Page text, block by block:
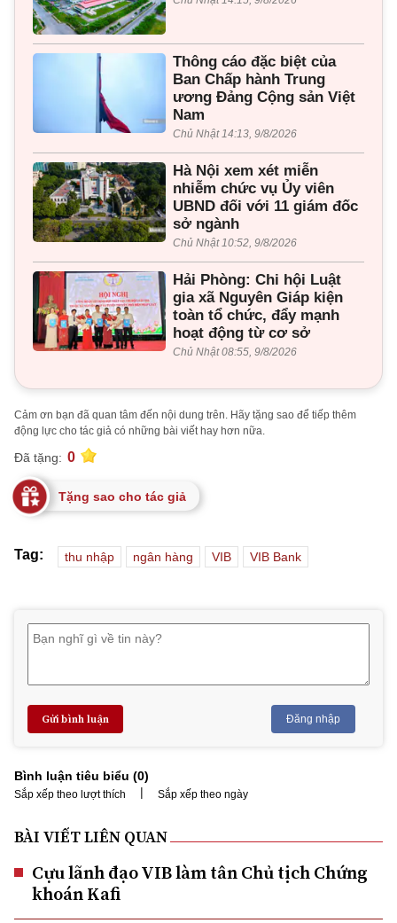
Thông cáo đặc biệt của
Ban Chấp hành Trung
ương Đảng Cộng sản Việt
Nam
Chủ Nhật 14:13, 9/8/2026
Hà Nội xem xét miễn
nhiễm chức vụ Ủy viên
UBND đối với 11 giám đốc
sở ngành
Chủ Nhật 10:52, 9/8/2026
Hải Phòng: Chi hội Luật
gia xã Nguyên Giáp kiện
toàn tổ chức, đẩy mạnh
hoạt động từ cơ sở
Chủ Nhật 08:55, 9/8/2026
Cảm ơn bạn đã quan tâm đến nội dung trên. Hãy tặng sao để tiếp thêm
động lực cho tác giả có những bài viết hay hơn nữa.
Đã tặng: 0
Tặng sao cho tác giả
Tag: thu nhập ngân hàng VIB VIB Bank
Gửi bình luận Đăng nhập
Bình luận tiêu biểu (0)
Sắp xếp theo lượt thích | Sắp xếp theo ngày
BÀI VIẾT LIÊN QUAN
Cựu lãnh đạo VIB làm tân Chủ tịch Chứng
khoán Kafi